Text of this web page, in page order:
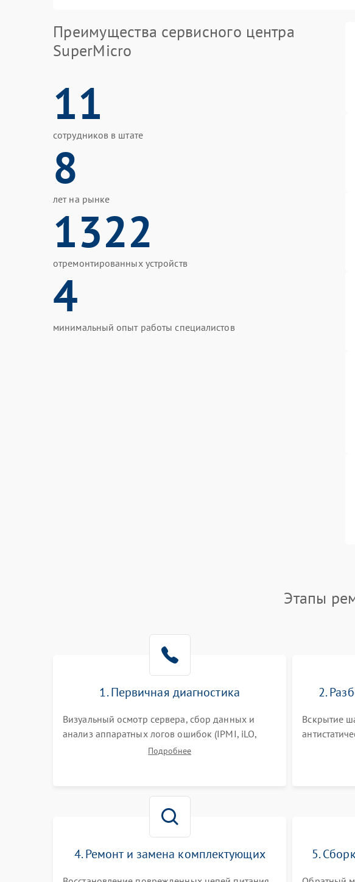
Преимущества сервисного центра
SuperMicro
11
сотрудников в штате
8
лет на рынке
1322
отремонтированных устройств
4
минимальный опыт работы специалистов
Этапы
1. Первичная диагностика
Визуальный осмотр сервера, сбор данных и
анализ аппаратных логов ошибок (IPMI, iLO,
iDRAC). Проверка цепей питания и базовой
Подробнее
2.
Вскрытие
4. Ремонт и замена комплектующих 5.